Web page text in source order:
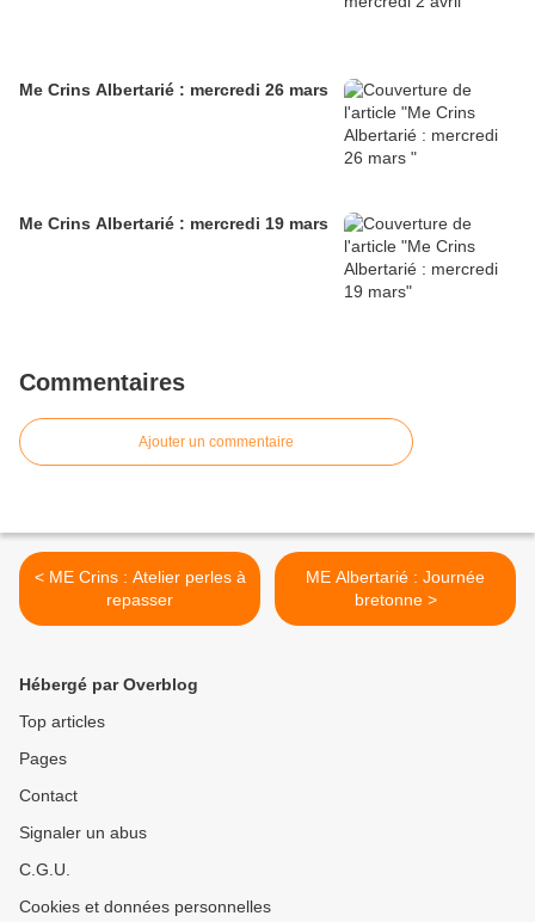
Me Crins Albertarié : mercredi 26 mars
Me Crins Albertarié : mercredi 19 mars
Commentaires
Ajouter un commentaire
< ME Crins : Atelier perles à
repasser
ME Albertarié : Journée
bretonne >
Hébergé par Overblog
Top articles
Pages
Contact
Signaler un abus
C.G.U.
Cookies et données personnelles